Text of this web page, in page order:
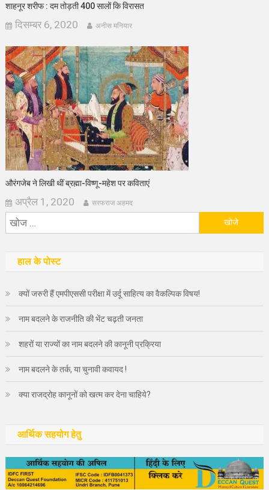
शाहनूर शरीफ : दम तोड़ती 400 सालों कि विरासत
दिसम्बर 6, 2020 अनीस मनियार
औरंगजेब ने लिखी थीं ब्रह्मा-विष्णू-महेश पर कविताएं
अप्रैल 1, 2020 सरफराज अहमद
हाल के पोस्ट
क्यों जरुरी हैं एमपीएससी परीक्षा में उर्दू साहित्य का वैकल्पिक विषय!
नाम बदलने के राजनीति की भेंट चढ़ती जनता
शहरों या राज्यों का नाम बदलने की कानूनी प्रक्रिया
नाम बदलने के तर्क, या चुनावी कवायद !
क्या राजद्रोह कानूनों को खत्म कर देना चाहिये?
आर्थिक सहयोग हेतु